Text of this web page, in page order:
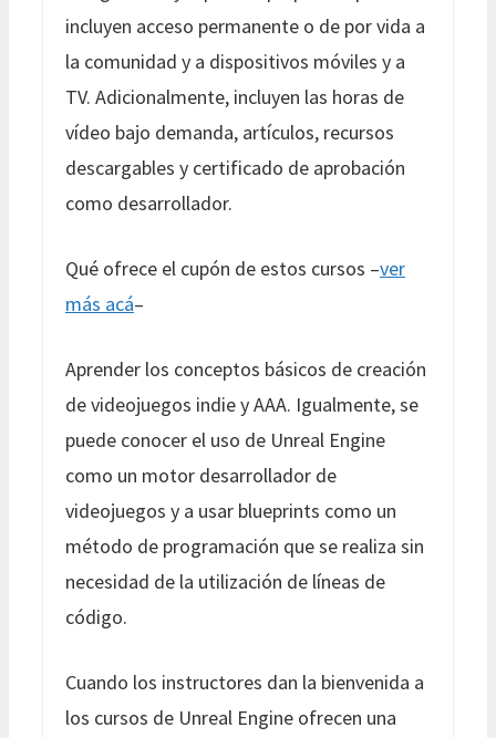
incluyen acceso permanente o de por vida a
la comunidad y a dispositivos móviles y a
TV. Adicionalmente, incluyen las horas de
vídeo bajo demanda, artículos, recursos
descargables y certificado de aprobación
como desarrollador.
Qué ofrece el cupón de estos cursos –ver
más acá–
Aprender los conceptos básicos de creación
de videojuegos indie y AAA. Igualmente, se
puede conocer el uso de Unreal Engine
como un motor desarrollador de
videojuegos y a usar blueprints como un
método de programación que se realiza sin
necesidad de la utilización de líneas de
código.
Cuando los instructores dan la bienvenida a
los cursos de Unreal Engine ofrecen una